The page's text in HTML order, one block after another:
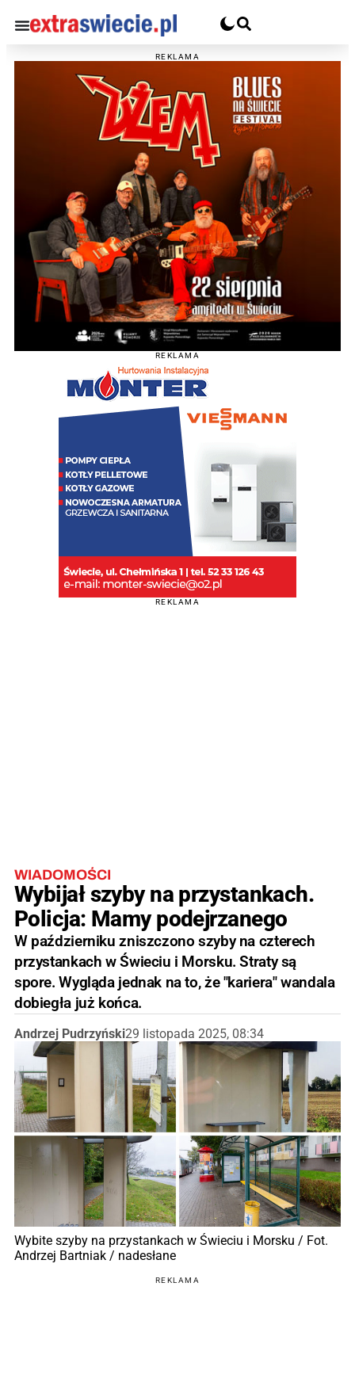
REKLAMA
REKLAMA
REKLAMA
WIADOMOŚCI
Wybijał szyby na przystankach.
Policja: Mamy podejrzanego
W październiku zniszczono szyby na czterech
przystankach w Świeciu i Morsku. Straty są
spore. Wygląda jednak na to, że "kariera" wandala
dobiegła już końca.
Andrzej Pudrzyński29 listopada 2025, 08:34
Wybite szyby na przystankach w Świeciu i Morsku / Fot.
Andrzej Bartniak / nadesłane
REKLAMA